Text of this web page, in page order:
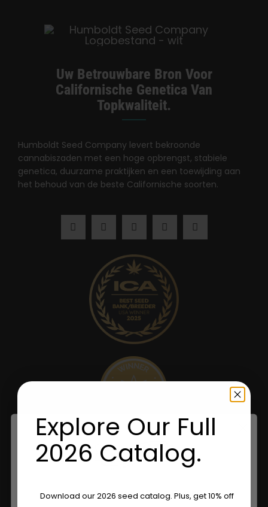
Uw Betrouwbare Bron Voor
Californische Genetica Van
Topkwaliteit.
Humboldt Seed Company levert bekroonde
cannabiszaden met een hoge opbrengst, stabiele
genetica, duurzame praktijken en een toewijding aan
het behoud van de beste Californische soorten.
Are You Aged 18 Or Over?
Explore Our Full
2026 Catalog.
Download our 2026 seed catalog. Plus, get 10% off